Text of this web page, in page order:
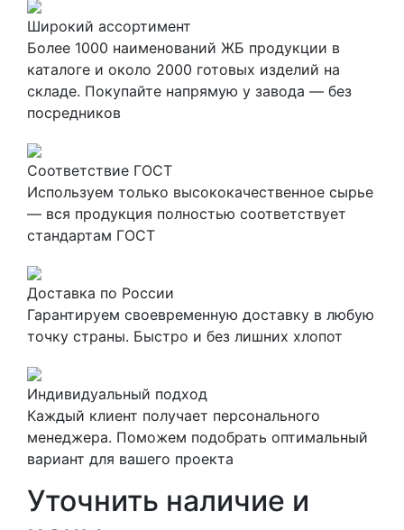
Широкий ассортимент
Более 1000 наименований ЖБ продукции в
каталоге и около 2000 готовых изделий на
складе. Покупайте напрямую у завода — без
посредников
Соответствие ГОСТ
Используем только высококачественное сырье
— вся продукция полностью соответствует
стандартам ГОСТ
Доставка по России
Гарантируем своевременную доставку в любую
точку страны. Быстро и без лишних хлопот
Индивидуальный подход
Каждый клиент получает персонального
менеджера. Поможем подобрать оптимальный
вариант для вашего проекта
Уточнить наличие и